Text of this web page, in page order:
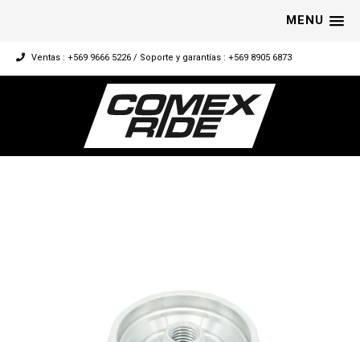
MENU
Ventas : +569 9666 5226 / Soporte y garantías : +569 8905 6873